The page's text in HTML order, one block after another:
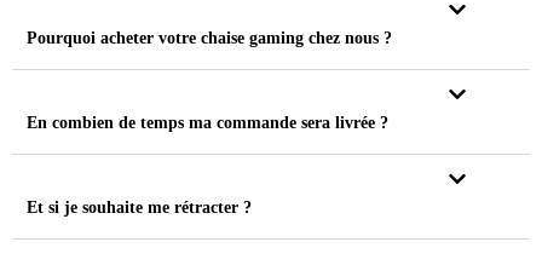
Pourquoi acheter votre chaise gaming chez nous ?
En combien de temps ma commande sera livrée ?
Et si je souhaite me rétracter ?